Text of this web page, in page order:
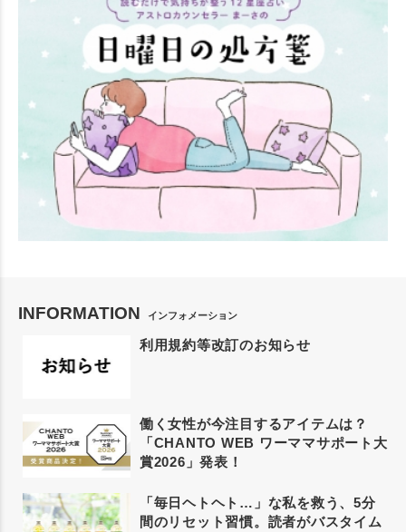
INFORMATION インフォメーション
利用規約等改訂のお知らせ
働く女性が今注目するアイテムは？
「CHANTO WEB ワーママサポート大
賞2026」発表！
「毎日ヘトヘト…」な私を救う、5分
間のリセット習慣。読者がバスタイム